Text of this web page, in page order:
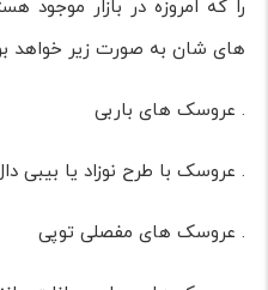
را که امروزه در بازار موجود
های شان به صورت زیر خواهد
. عروسک های باربی
. عروسک با طرح نوزاد یا بیبی
. عروسک های مفصلی توپی